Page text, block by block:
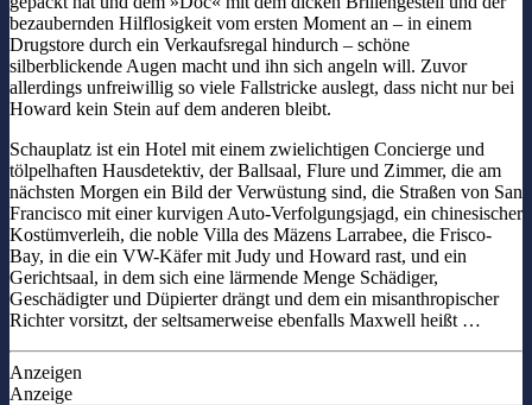
bezaubernden Hilflosigkeit vom ersten Moment an – in einem
Drugstore durch ein Verkaufsregal hindurch – schöne
silberblickende Augen macht und ihn sich angeln will. Zuvor
allerdings unfreiwillig so viele Fallstricke auslegt, dass nicht nur bei
Howard kein Stein auf dem anderen bleibt.
Schauplatz ist ein Hotel mit einem zwielichtigen Concierge und
tölpelhaften Hausdetektiv, der Ballsaal, Flure und Zimmer, die am
nächsten Morgen ein Bild der Verwüstung sind, die Straßen von San
Francisco mit einer kurvigen Auto-Verfolgungsjagd, ein chinesischer
Kostümverleih, die noble Villa des Mäzens Larrabee, die Frisco-
Bay, in die ein VW-Käfer mit Judy und Howard rast, und ein
Gerichtsaal, in dem sich eine lärmende Menge Schädiger,
Geschädigter und Düpierter drängt und dem ein misanthropischer
Richter vorsitzt, der seltsamerweise ebenfalls Maxwell heißt …
Anzeigen
Anzeige